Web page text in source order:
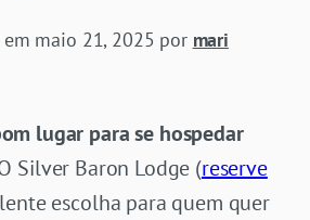
maio 21, 2025 por mari
lugar para se hospedar
Silver Baron Lodge (reserve
escolha para quem quer